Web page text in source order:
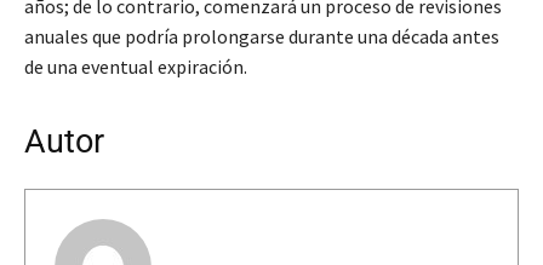
años; de lo contrario, comenzará un proceso de revisiones
anuales que podría prolongarse durante una década antes
de una eventual expiración.
Autor